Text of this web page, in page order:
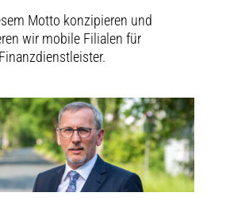
Motto konzipieren und
wir mobile Filialen für
Finanzdienstleister.